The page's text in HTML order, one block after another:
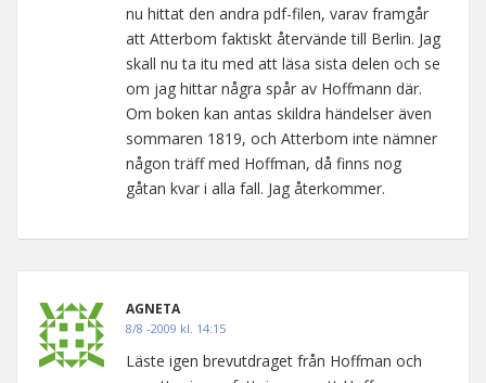
nu hittat den andra pdf-filen, varav framgår
att Atterbom faktiskt återvände till Berlin. Jag
skall nu ta itu med att läsa sista delen och se
om jag hittar några spår av Hoffmann där.
Om boken kan antas skildra händelser även
sommaren 1819, och Atterbom inte nämner
någon träff med Hoffman, då finns nog
gåtan kvar i alla fall. Jag återkommer.
AGNETA
8/8 -2009 kl. 14:15
Läste igen brevutdraget från Hoffman och